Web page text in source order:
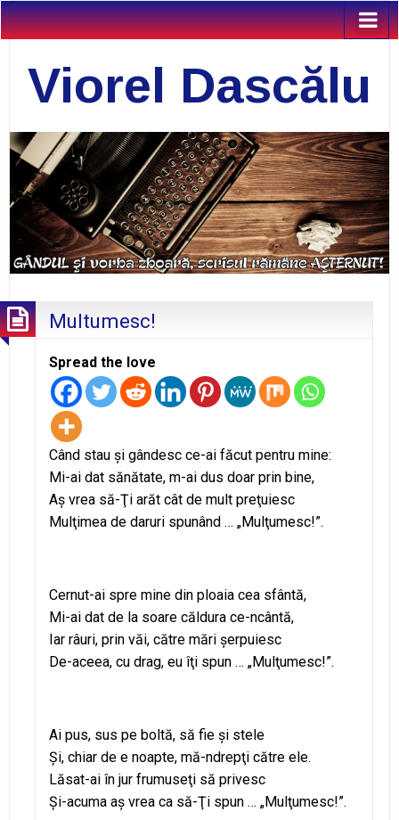
Viorel Dascălu
Multumesc!
Spread the love
Când stau şi gândesc ce-ai făcut pentru mine:
Mi-ai dat sănătate, m-ai dus doar prin bine,
Aş vrea să-Ţi arăt cât de mult preţuiesc
Mulţimea de daruri spunând … „Mulţumesc!”.
Cernut-ai spre mine din ploaia cea sfântă,
Mi-ai dat de la soare căldura ce-ncântă,
Iar râuri, prin văi, către mări şerpuiesc
De-aceea, cu drag, eu îţi spun … „Mulţumesc!”.
Ai pus, sus pe boltă, să fie şi stele
Şi, chiar de e noapte, mă-ndrepţi către ele.
Lăsat-ai în jur frumuseţi să privesc
Şi-acuma aş vrea ca să-Ţi spun … „Mulţumesc!”.